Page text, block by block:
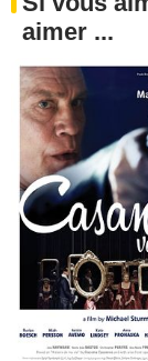
aimer ...